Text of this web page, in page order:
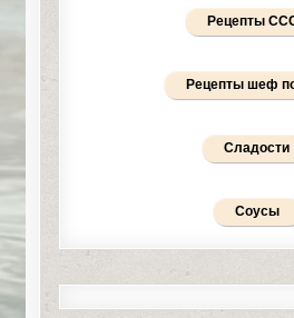
Рецепты
Рецепты шеф
Сладости
Соусы